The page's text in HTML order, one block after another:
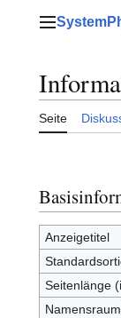
Hauptmenü
Seite
Anzeigetitel
Seitenlänge